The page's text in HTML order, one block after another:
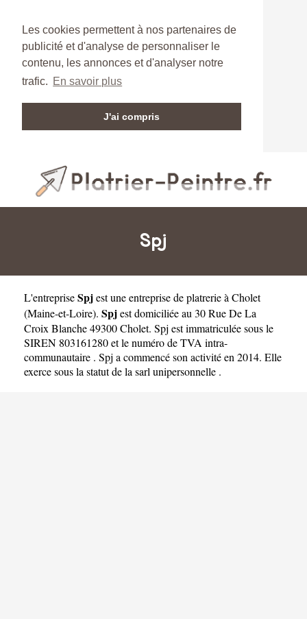
Les cookies permettent à nos partenaires de
publicité et d'analyse de personnaliser le
contenu, les annonces et d'analyser notre
trafic. En savoir plus
J'ai compris
Spj
L'entrepriseSpjest uneentreprise de platrerie à Cholet
(Maine-et-Loire). Spjest domiciliée au 30 Rue De La
Croix Blanche 49300 Cholet. Spj est immatriculée sous le
SIREN 803161280 et le numéro de TVA intra-
communautaire . Spj a commencé son activité en 2014. Elle
exerce sous la statut de la sarl unipersonnelle .